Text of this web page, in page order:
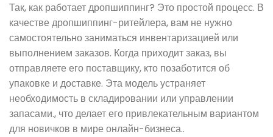
Так, как работает дропшиппинг? Это простой процесс. В
качестве дропшиппинг-ритейлера, вам не нужно
самостоятельно заниматься инвентаризацией или
выполнением заказов. Когда приходит заказ, вы
отправляете его поставщику, кто позаботится об
упаковке и доставке. Эта модель устраняет
необходимость в складировании или управлении
запасами., что делает его привлекательным вариантом
для новичков в мире онлайн-бизнеса..